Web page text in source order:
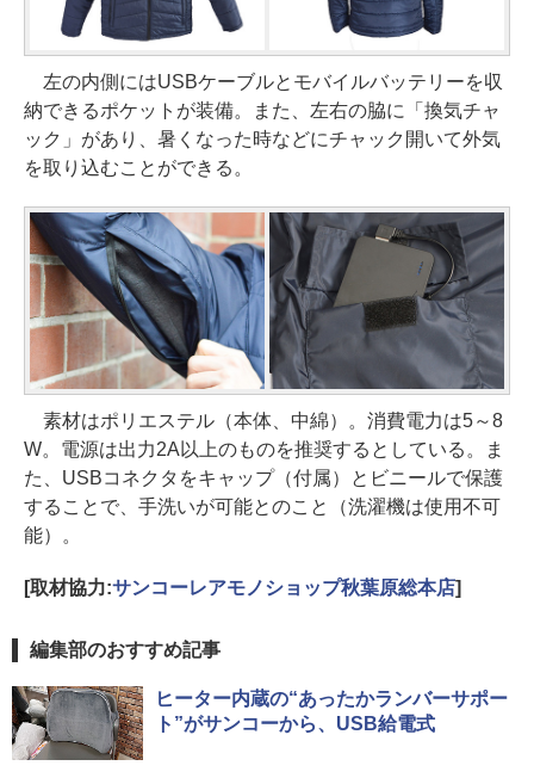
左の内側にはUSBケーブルとモバイルバッテリーを収
納できるポケットが装備。また、左右の脇に「換気チャ
ック」があり、暑くなった時などにチャック開いて外気
を取り込むことができる。
素材はポリエステル（本体、中綿）。消費電力は5～8
W。電源は出力2A以上のものを推奨するとしている。ま
た、USBコネクタをキャップ（付属）とビニールで保護
することで、手洗いが可能とのこと（洗濯機は使用不可
能）。
[取材協力:サンコーレアモノショップ秋葉原総本店]
編集部のおすすめ記事
ヒーター内蔵の“あったかランバーサポー
ト”がサンコーから、USB給電式